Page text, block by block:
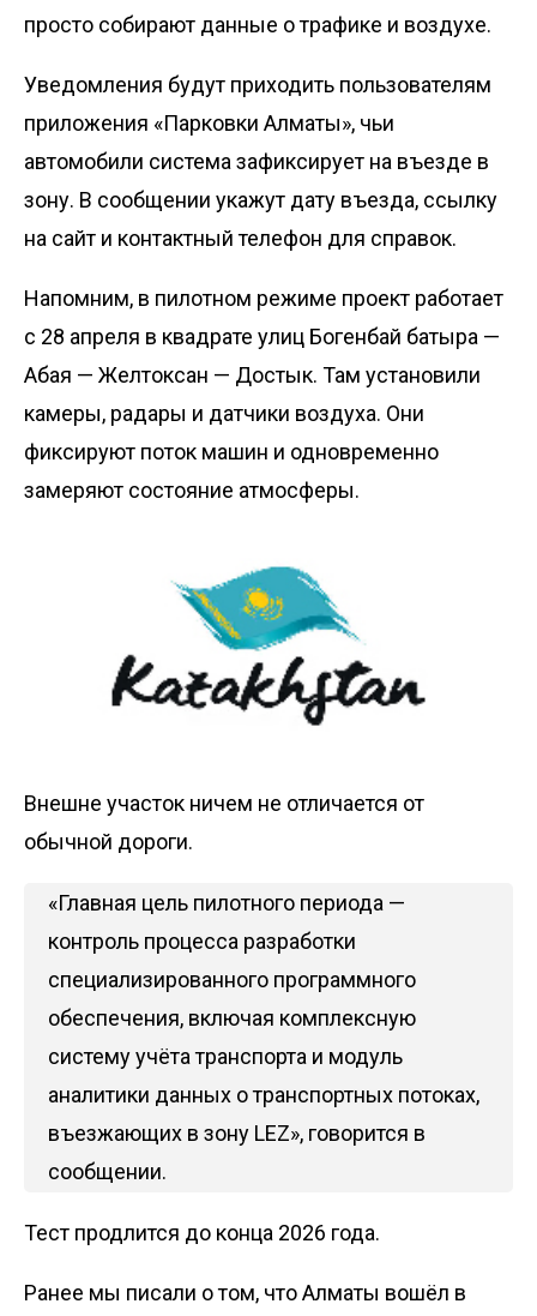
просто собирают данные о трафике и воздухе.
Уведомления будут приходить пользователям
приложения «Парковки Алматы», чьи
автомобили система зафиксирует на въезде в
зону. В сообщении укажут дату въезда, ссылку
на сайт и контактный телефон для справок.
Напомним, в пилотном режиме проект работает
с 28 апреля в квадрате улиц Богенбай батыра —
Абая — Желтоксан — Достык. Там установили
камеры, радары и датчики воздуха. Они
фиксируют поток машин и одновременно
замеряют состояние атмосферы.
Внешне участок ничем не отличается от
обычной дороги.
«Главная цель пилотного периода —
контроль процесса разработки
специализированного программного
обеспечения, включая комплексную
систему учёта транспорта и модуль
аналитики данных о транспортных потоках,
въезжающих в зону LEZ», говорится в
сообщении.
Тест продлится до конца 2026 года.
Ранее мы писали о том, что Алматы вошёл в